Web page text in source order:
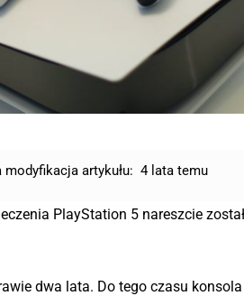
modyfikacja artykułu: 4 lata temu
PlayStation 5 nareszcie
dwa lata. Do tego czasu